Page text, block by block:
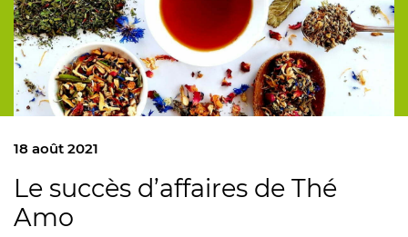
18 août 2021
Le succès d’affaires de Thé
Amo